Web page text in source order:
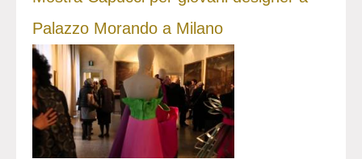
Palazzo Morando a Milano